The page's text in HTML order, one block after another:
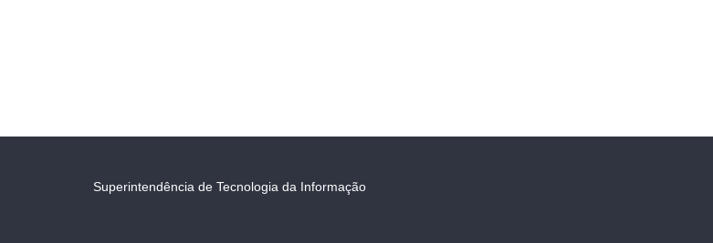
Superintendência de Tecnologia da Informação